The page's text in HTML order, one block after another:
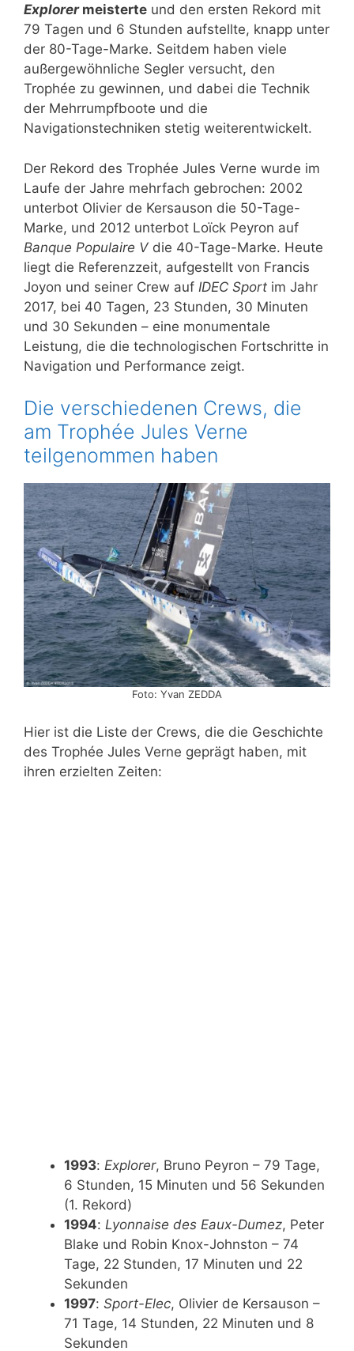
Explorermeisterte und den ersten Rekord mit
79 Tagen und 6 Stunden aufstellte, knapp unter
der 80-Tage-Marke. Seitdem haben viele
außergewöhnliche Segler versucht, den
Trophée zu gewinnen, und dabei die Technik
der Mehrrumpfboote und die
Navigationstechniken stetig weiterentwickelt.
Der Rekord des Trophée Jules Verne wurde im
Laufe der Jahre mehrfach gebrochen: 2002
unterbot Olivier de Kersauson die 50-Tage-
Marke, und 2012 unterbot Loïck Peyron auf
Banque Populaire V die 40-Tage-Marke. Heute
liegt die Referenzzeit, aufgestellt von Francis
Joyon und seiner Crew auf IDEC Sport im Jahr
2017, bei 40 Tagen, 23 Stunden, 30 Minuten
und 30 Sekunden – eine monumentale
Leistung, die die technologischen Fortschritte in
Navigation und Performance zeigt.
Die verschiedenen Crews, die
am Trophée Jules Verne
teilgenommen haben
Foto: Yvan ZEDDA
Hier ist die Liste der Crews, die die Geschichte
des Trophée Jules Verne geprägt haben, mit
ihren erzielten Zeiten:
1993: Explorer, Bruno Peyron – 79 Tage,
6 Stunden, 15 Minuten und 56 Sekunden
(1. Rekord)
1994: Lyonnaise des Eaux-Dumez, Peter
Blake und Robin Knox-Johnston – 74
Tage, 22 Stunden, 17 Minuten und 22
Sekunden
1997: Sport-Elec, Olivier de Kersauson –
71 Tage, 14 Stunden, 22 Minuten und 8
Sekunden